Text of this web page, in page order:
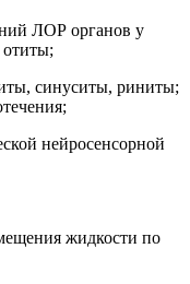
ЛОР органов у
отиты;
синуситы, риниты;
нейросенсорной
жидкости по